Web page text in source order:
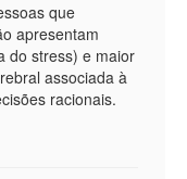
que
apresentam
do stress) e maior
associada à
racionais.